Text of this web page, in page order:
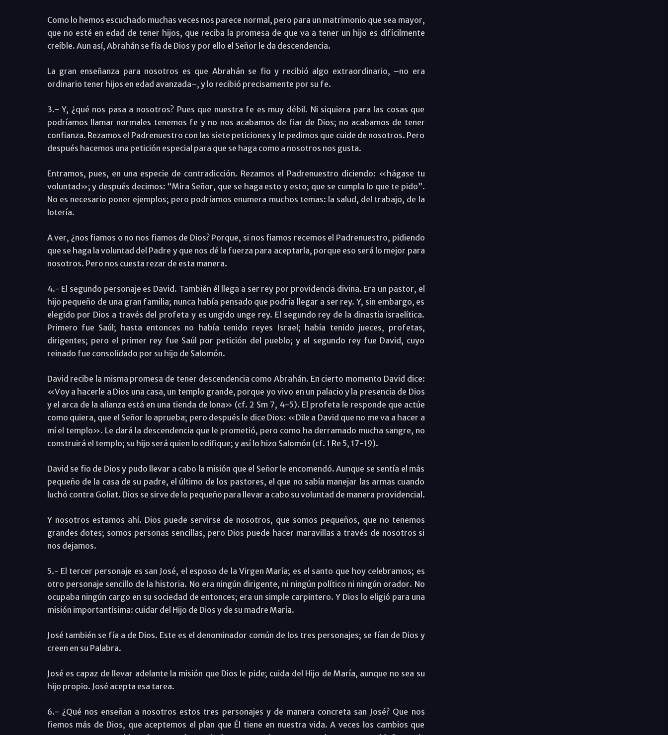
Como lo hemos escuchado muchas veces nos parece normal, pero para un matrimonio que sea mayor,
que no esté en edad de tener hijos, que reciba la promesa de que va a tener un hijo es difícilmente
creíble. Aun así, Abrahán se fía de Dios y por ello el Señor le da descendencia.
La gran enseñanza para nosotros es que Abrahán se fio y recibió algo extraordinario, –no era
ordinario tener hijos en edad avanzada–, y lo recibió precisamente por su fe.
3.- Y, ¿qué nos pasa a nosotros? Pues que nuestra fe es muy débil. Ni siquiera para las cosas que
podríamos llamar normales tenemos fe y no nos acabamos de fiar de Dios; no acabamos de tener
confianza. Rezamos el Padrenuestro con las siete peticiones y le pedimos que cuide de nosotros. Pero
después hacemos una petición especial para que se haga como a nosotros nos gusta.
Entramos, pues, en una especie de contradicción. Rezamos el Padrenuestro diciendo: «hágase tu
voluntad»; y después decimos: “Mira Señor, que se haga esto y esto; que se cumpla lo que te pido”.
No es necesario poner ejemplos; pero podríamos enumera muchos temas: la salud, del trabajo, de la
lotería.
A ver, ¿nos fiamos o no nos fiamos de Dios? Porque, si nos fiamos recemos el Padrenuestro, pidiendo
que se haga la voluntad del Padre y que nos dé la fuerza para aceptarla, porque eso será lo mejor para
nosotros. Pero nos cuesta rezar de esta manera.
4.- El segundo personaje es David. También él llega a ser rey por providencia divina. Era un pastor, el
hijo pequeño de una gran familia; nunca había pensado que podría llegar a ser rey. Y, sin embargo, es
elegido por Dios a través del profeta y es ungido unge rey. El segundo rey de la dinastía israelítica.
Primero fue Saúl; hasta entonces no había tenido reyes Israel; había tenido jueces, profetas,
dirigentes; pero el primer rey fue Saúl por petición del pueblo; y el segundo rey fue David, cuyo
reinado fue consolidado por su hijo de Salomón.
David recibe la misma promesa de tener descendencia como Abrahán. En cierto momento David dice:
«Voy a hacerle a Dios una casa, un templo grande, porque yo vivo en un palacio y la presencia de Dios
y el arca de la alianza está en una tienda de lona» (cf. 2 Sm 7, 4-5). El profeta le responde que actúe
como quiera, que el Señor lo aprueba; pero después le dice Dios: «Dile a David que no me va a hacer a
mí el templo». Le dará la descendencia que le prometió, pero como ha derramado mucha sangre, no
construirá el templo; su hijo será quien lo edifique; y así lo hizo Salomón (cf. 1 Re 5, 17-19).
David se fio de Dios y pudo llevar a cabo la misión que el Señor le encomendó. Aunque se sentía el más
pequeño de la casa de su padre, el último de los pastores, el que no sabía manejar las armas cuando
luchó contra Goliat. Dios se sirve de lo pequeño para llevar a cabo su voluntad de manera providencial.
Y nosotros estamos ahí. Dios puede servirse de nosotros, que somos pequeños, que no tenemos
grandes dotes; somos personas sencillas, pero Dios puede hacer maravillas a través de nosotros si
nos dejamos.
5.- El tercer personaje es san José, el esposo de la Virgen María; es el santo que hoy celebramos; es
otro personaje sencillo de la historia. No era ningún dirigente, ni ningún político ni ningún orador. No
ocupaba ningún cargo en su sociedad de entonces; era un simple carpintero. Y Dios lo eligió para una
misión importantísima: cuidar del Hijo de Dios y de su madre María.
José también se fía a de Dios. Este es el denominador común de los tres personajes; se fían de Dios y
creen en su Palabra.
José es capaz de llevar adelante la misión que Dios le pide; cuida del Hijo de María, aunque no sea su
hijo propio. José acepta esa tarea.
6.- ¿Qué nos enseñan a nosotros estos tres personajes y de manera concreta san José? Que nos
fiemos más de Dios, que aceptemos el plan que Él tiene en nuestra vida. A veces los cambios que